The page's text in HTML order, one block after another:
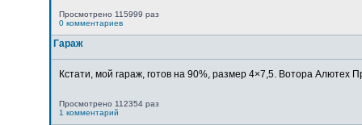
Просмотрено 115999 раз
0 комментариев
Гараж
Кстати, мой гараж, готов на 90%, размер 4×7,5. Вотора
Просмотрено 112354 раз
1 комментарий